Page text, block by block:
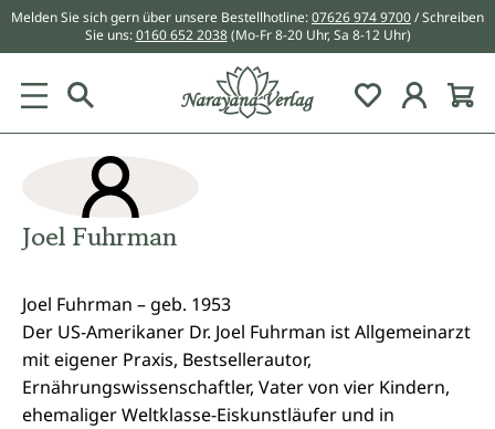
springen
Melden Sie sich gern über unsere Bestellhotline:07626 974 9700/ Schreiben
Sie uns:0160 652 2038 (Mo-Fr 8-20 Uhr, Sa 8-12 Uhr)
Du hast 0
Joel Fuhrman
Joel Fuhrman – geb. 1953
Der US-Amerikaner Dr. Joel Fuhrman ist Allgemeinarzt
mit eigener Praxis, Bestsellerautor,
Ernährungswissenschaftler, Vater von vier Kindern,
ehemaliger Weltklasse-Eiskunstläufer und in